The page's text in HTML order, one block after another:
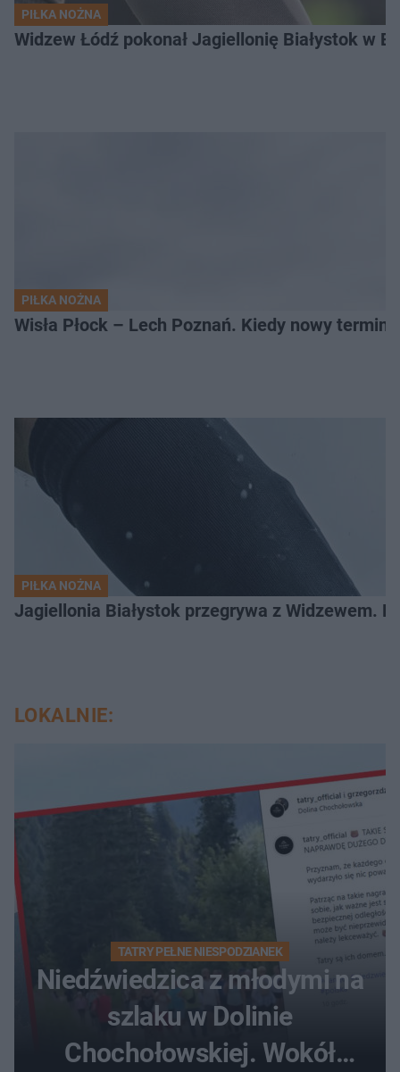
PIŁKA NOŻNA
Widzew Łódź pokonał Jagiellonię Białystok w
PIŁKA NOŻNA
Wisła Płock – Lech Poznań. Kiedy nowy termin
PIŁKA NOŻNA
Jagiellonia Białystok przegrywa z Widzewem.
LOKALNIE:
TATRY PEŁNE NIESPODZIANEK
Niedźwiedzica z młodymi na
szlaku w Dolinie
Chochołowskiej. Wokół